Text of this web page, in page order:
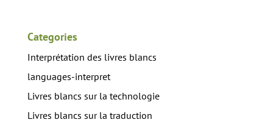
Categories
Interprétation des livres blancs
languages-interpret
Livres blancs sur la technologie
Livres blancs sur la traduction